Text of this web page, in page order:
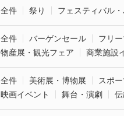
全件 祭り フェスティバル
全件 バーゲンセール フリ
物産展・観光フェア
商業施設
全件 美術展・博物展 スポ
映画イベント
舞台・演劇